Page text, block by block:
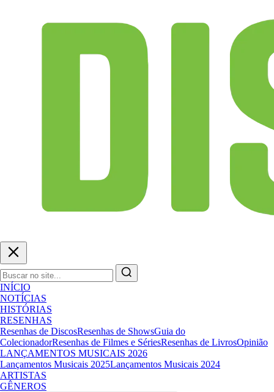
INÍCIO
NOTÍCIAS
HISTÓRIAS
RESENHAS
Resenhas de DiscosResenhas de ShowsGuia do
ColecionadorResenhas de Filmes e SériesResenhas de LivrosOpinião
LANÇAMENTOS MUSICAIS 2026
Lançamentos Musicais 2025Lançamentos Musicais 2024
ARTISTAS
GÊNEROS